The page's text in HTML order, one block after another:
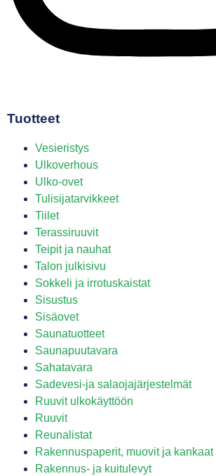
Tuotteet
Vesieristys
Ulkoverhous
Ulko-ovet
Tulisijatarvikkeet
Tiilet
Terassiruuvit
Teipit ja nauhat
Talon julkisivu
Sokkeli ja irrotuskaistat
Sisustus
Sisäovet
Saunatuotteet
Saunapuutavara
Sahatavara
Sadevesi-ja salaojajärjestelmät
Ruuvit ulkokäyttöön
Ruuvit
Reunalistat
Rakennuspaperit, muovit ja kankaat
Rakennus- ja kuitulevyt